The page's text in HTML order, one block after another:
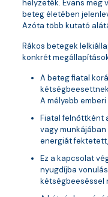
helyzeték. Evans meg
beteg életében
Azóta több kutató
Rákos betegek
konkrét
A beteg fiatal
A mélyebb
Fiatal felnőttként
vagy
energiát
Ez a kapcsolat
nyugdíjba
kétségbeeséssel